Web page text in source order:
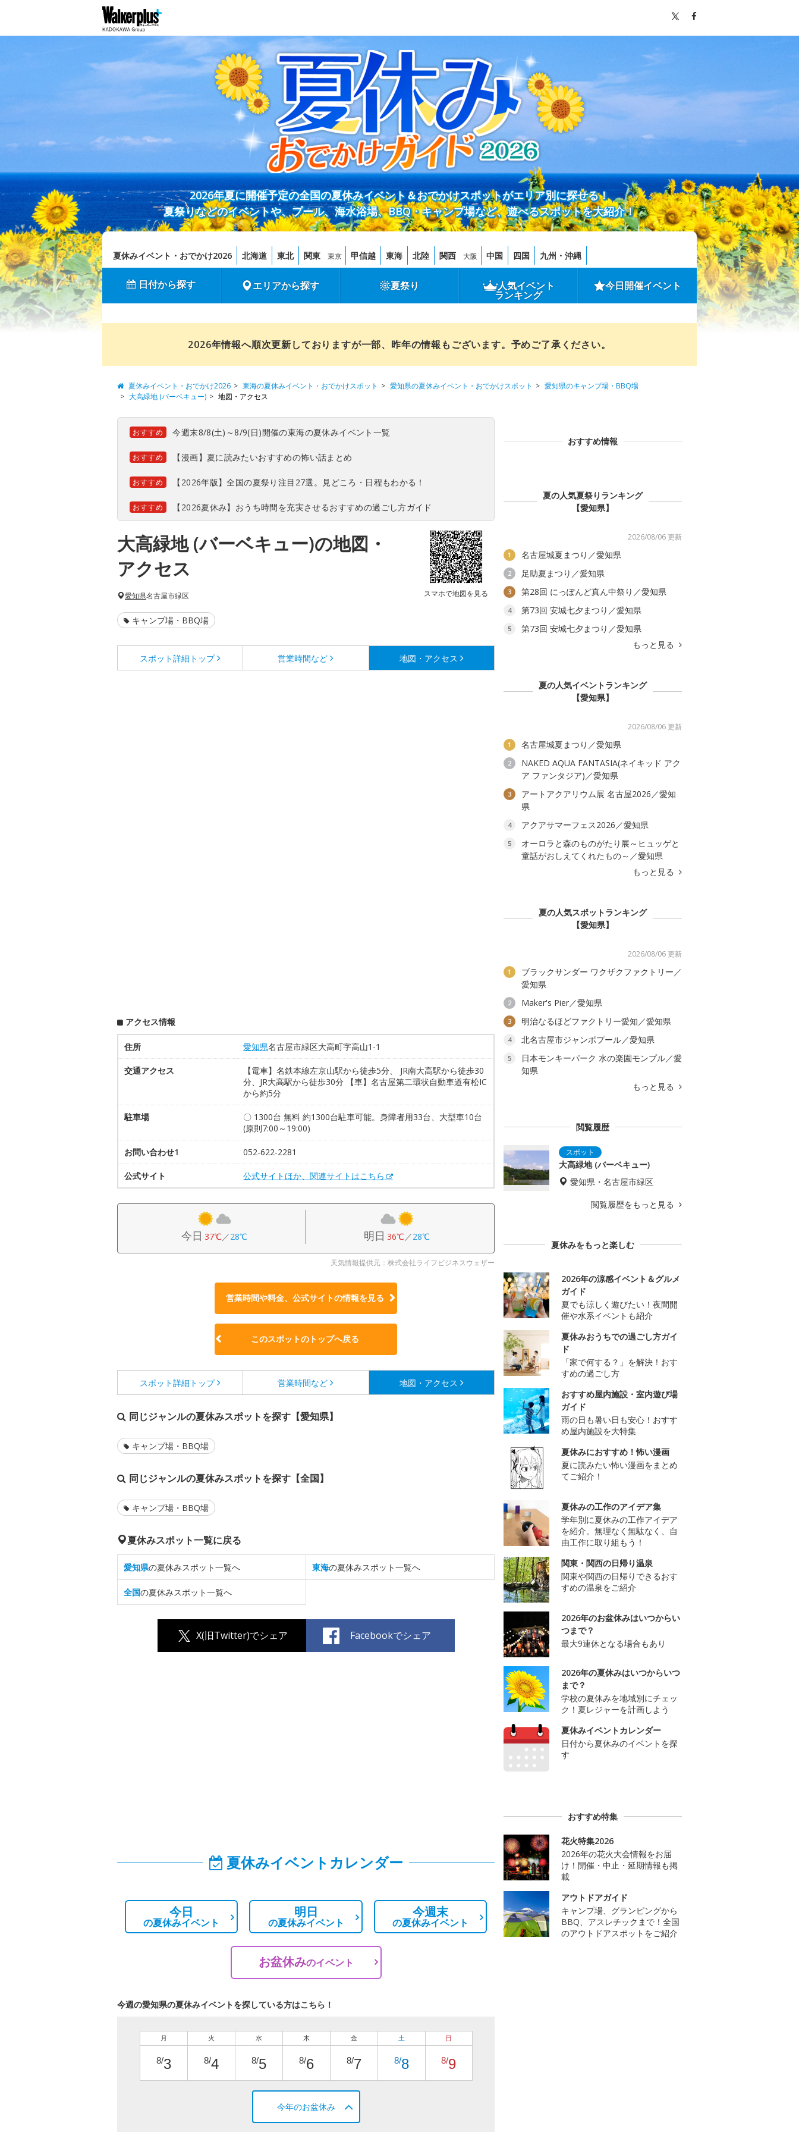
2026年夏に開催予定の全国の夏休みイベント＆おでかけスポットがエリア別に探せる！
夏祭りなどのイベントや、プール、海水浴場、BBQ・キャンプ場など、遊べるスポットを大紹介！
夏休みイベント・おでかけ2026 北海道 東北 関東 東京 甲信越 東海 北陸 関西 大阪 中国 四国 九州・沖縄
日付から探す エリアから探す 夏祭り 人気イベント
ランキング
今日開催イベント
2026年情報へ順次更新しておりますが一部、昨年の情報もございます。予めご了承ください。
夏休みイベント・おでかけ2026 東海の夏休みイベント・おでかけスポット 愛知県の夏休みイベント・おでかけスポット
愛知県のキャンプ場・BBQ場
大高緑地 (バーベキュー)
地図・アクセス
おすすめ 今週末8/8(土)～8/9(日)開催の東海の夏休みイベント一覧
おすすめ 【漫画】夏に読みたいおすすめの怖い話まとめ
おすすめ 【2026年版】全国の夏祭り注目27選。見どころ・日程もわかる！
おすすめ 【2026夏休み】おうち時間を充実させるおすすめの過ごし方ガイド
大高緑地 (バーベキュー)の地図・
アクセス
スマホで地図を見る
愛知県名古屋市緑区
キャンプ場・BBQ場
スポット詳細 トップ 営業時間など 地図・アクセス
アクセス情報
住所 愛知県名古屋市緑区大高町字高山1-1
交通アクセス
【電車】名鉄本線左京山駅から徒歩5分、 JR南大高駅から徒歩30
分、JR大高駅から徒歩30分 【車】名古屋第二環状自動車道有松IC
から約5分
駐車場
〇 1300台 無料 約1300台駐車可能。身障者用33台、大型車10台
(原則7:00～19:00)
お問い合わせ1 052-622-2281
公式サイト 公式サイトほか、関連サイトはこちら
今日 37℃／28℃ 明日 36℃／28℃
天気情報提供元：株式会社ライフビジネスウェザー
営業時間や料金、公式サイトの情報を見る
このスポットのトップへ戻る
スポット詳細 トップ 営業時間など 地図・アクセス
同じジャンルの夏休みスポットを探す【愛知県】
キャンプ場・BBQ場
同じジャンルの夏休みスポットを探す【全国】
キャンプ場・BBQ場
夏休みスポット一覧に戻る
愛知県の夏休みスポット一覧へ 東海の夏休みスポット一覧へ
全国の夏休みスポット一覧へ
X(旧Twitter)でシェア Facebookでシェア
夏休みイベントカレンダー
今日
の夏休みイベント
明日
の夏休みイベント
今週末
の夏休みイベント
お盆休みのイベント
今週の愛知県の夏休みイベントを探している方はこちら！
月
8/3
火
8/4
水
8/5
木
8/6
金
8/7
土
8/8
日
8/9
今年のお盆休み
おすすめ情報
夏の人気夏祭りランキング
【愛知県】
2026/08/06 更新
1 名古屋城夏まつり／愛知県
2 足助夏まつり／愛知県
3 第28回 にっぽんど真ん中祭り／愛知県
4 第73回 安城七夕まつり／愛知県
5
第73回 安城七夕まつり／愛知県
もっと見る
夏の人気イベントランキング
【愛知県】
2026/08/06 更新
1 名古屋城夏まつり／愛知県
2
NAKED AQUA FANTASIA(ネイキッド アク
ア ファンタジア)／愛知県
3
アートアクアリウム展 名古屋2026／愛知
県
4 アクアサマーフェス2026／愛知県
5
オーロラと森のものがたり展～ヒュッゲと
童話がおしえてくれたもの～／愛知県
もっと見る
夏の人気スポットランキング
【愛知県】
2026/08/06 更新
1
ブラックサンダー ワクザクファクトリー／
愛知県
2 Maker's Pier／愛知県
3 明治なるほどファクトリー愛知／愛知県
4 北名古屋市ジャンボプール／愛知県
5
日本モンキーパーク 水の楽園モンプル／愛
知県
もっと見る
閲覧履歴
大高緑地 (バーベキュー)
愛知県・名古屋市緑区
閲覧履歴をもっと見る
夏休みをもっと楽しむ
2026年の涼感イベント＆グルメ
ガイド
夏でも涼しく遊びたい！夜間開
催や水系イベントも紹介
夏休みおうちでの過ごし方ガイ
ド
「家で何する？」を解決！おす
すめの過ごし方
おすすめ屋内施設・室内遊び場
ガイド
雨の日も暑い日も安心！おすす
め屋内施設を大特集
夏休みにおすすめ！怖い漫画
夏に読みたい怖い漫画をまとめ
てご紹介！
夏休みの工作のアイデア集
学年別に夏休みの工作アイデア
を紹介。無理なく無駄なく、自
由工作に取り組もう！
関東・関西の日帰り温泉
関東や関西の日帰りできるおす
すめの温泉をご紹介
2026年のお盆休みはいつからい
つまで？
最大9連休となる場合もあり
2026年の夏休みはいつからいつ
まで？
学校の夏休みを地域別にチェッ
ク！夏レジャーを計画しよう
夏休みイベントカレンダー
日付から夏休みのイベントを探
す
おすすめ特集
花火特集2026
2026年の花火大会情報をお届
け！開催・中止・延期情報も掲
載
アウトドアガイド
キャンプ場、グランピングから
BBQ、アスレチックまで！全国
のアウトドアスポットをご紹介